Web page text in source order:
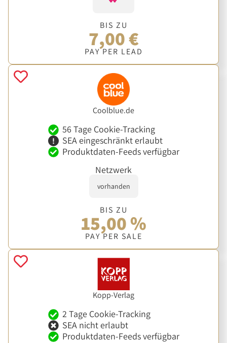
BIS ZU
7,00 €
PAY PER LEAD
Coolblue.de
56 Tage Cookie-Tracking
SEA eingeschränkt erlaubt
Produktdaten-Feeds verfügbar
Netzwerk
vorhanden
BIS ZU
15,00 %
PAY PER SALE
Kopp-Verlag
2 Tage Cookie-Tracking
SEA nicht erlaubt
Produktdaten-Feeds verfügbar